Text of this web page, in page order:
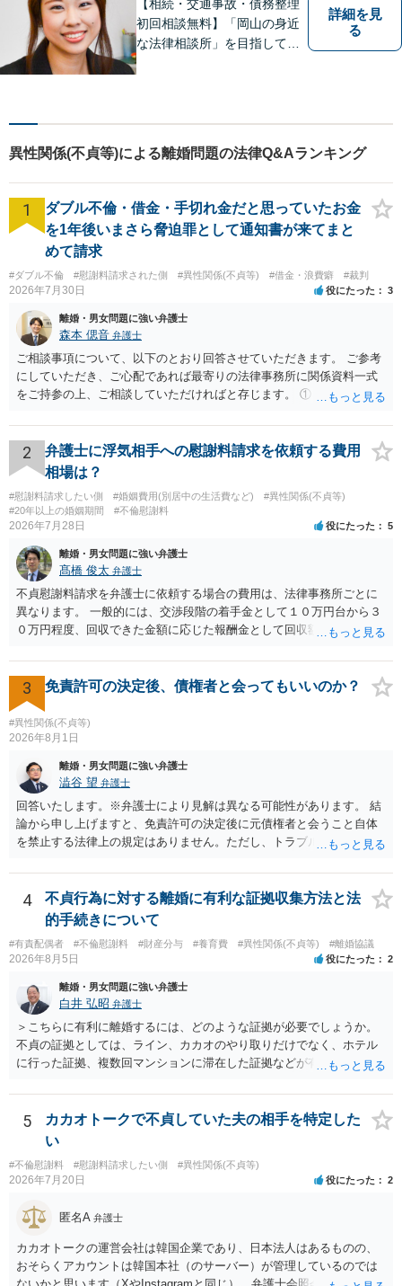
【相続・交通事故・債務整理
初回相談無料】「岡山の身近
な法律相談所」を目指してい
んなささいなことでも構いま
い。【土曜日も受付可能】
【専用駐車場あり】
詳細を見
る
異性関係(不貞等)による離婚問題の法律Q&Aランキング
1
ダブル不倫・借金・手切れ金だと思っていたお金
を1年後いまさら脅迫罪として通知書が来てまと
めて請求
#ダブル不倫 #慰謝料請求された側 #異性関係(不貞等) #借金・浪費癖 #裁判
2026年7月30日 役にたった 3
離婚・男女問題に強い弁護士
森本 偲音 弁護士
ご相談事項について、以下のとおり回答させていただきます。 ご参考
にしていただき、ご心配であれば最寄りの法律事務所に関係資料一式
をご持参の上、ご相談していただければと存じます。 ① このLINEの
される可能性はあるのか ⇒LINEを含む１００万円の貸付に至るまでの
やり取り等の経緯、誓約書の内容等を踏まえて、関係を清算するため
の 金銭であったと評価される可能性はあると考えます。 ② 「今後一
切関与しないなら100万円振り込む」というLINEや誓約書は、裁判上
どの程度証拠価値があるのか ⇒前後のやり取りや誓約書の具体的内容
を見ない限り、具体的な判断はできませんが、一定の証拠価値はある
することは認められるのか。 ⇒おそらく１００万円は不当利得（受け
取る正当な権利がないのに利益を取得した）として返還請求されてい
るものかと推察しますので、 貸金返還ではないかと存じます。 ④ 私
は現在、収入も不安定で貯金もなくリボ払い借金が既に約100万あり。
今年に再婚したが主人はお金に厳しい為、一括で220万円を支払う事は
か。 ⇒判決となり敗訴してしまった場合は、強制執行により不動産等
の財産を差し押さえられ、そこから債権回収が図られることになりま
すが、 和解であれば柔軟な解決が可能ですので、その場合は分割払
いにより支払うことも十分可能です。 ⑤ このような事情であれば、私
は120万円のみ和解交渉を続けるべきでしょうか。 ⇒ご相談者様の認
れるため、 120万円のみについて交渉を続けることがベターかと存じ
ます。
2
弁護士に浮気相手への慰謝料請求を依頼する費用
相場は？
#慰謝料請求したい側 #婚姻費用(別居中の生活費など)
#異性関係(不貞等)
#20年以上の婚姻期間
#不倫慰謝料
2026年7月28日 役にたった 5
離婚・男女問題に強い弁護士
髙橋 俊太 弁護士
不貞慰謝料請求を弁護士に依頼する場合の費用は、法律事務所ごとに
異なります。 一般的には、交渉段階の着手金として１０万円台から３
０万円程度、回収できた金額に応じた報酬金として回収額の１０％か
には、追加着手金や日当、実費が発生することもあります。 もっと
も、証拠が十分にあるか、相手方の住所・勤務先が分かるか、慰謝料
額、離婚の有無、交渉で終わるか訴訟まで見込むかによって、費用は
変わり得ます。依頼前に、交渉だけの場合、訴訟になった場合、回収
できなかった場合の費用を確認しておくとよいでしょう。 弁護士選び
通しを過度に楽観的に言い過ぎないか、質問に具体的に答えてくれる
か、連絡方法（メール、電話、弁護士直接か事務局員を介するかな
ど）や対応スピードが合うかを確認するとよいと思います。いずれに
しましても、弁護士への相談・依頼にあたっては、証拠資料、夫と相
手方の関係、相手方の氏名・住所等、夫婦関係への影響、離婚予定の
3 免責許可の決定後、債権者と会ってもいいのか？
#異性関係(不貞等)
2026年8月1日
離婚・男女問題に強い弁護士
澁谷 望 弁護士
回答いたします。※弁護士により見解は異なる可能性があります。 結
論から申し上げますと、免責許可の決定後に元債権者と会うこと自体
を禁止する法律上の規定はありません。ただし、トラブル防止の観点
ントは以下の通りです。 ・金銭のやり取りや返済の約束は絶対にしな
い（免責された借金を任意でも支払ってしまうとトラブルの元になり
ます） ・過去のDVや過剰請求の経緯を踏まえ、相手の感情に流されな
い ・予定通り毅然とした態度で距離を置く 法律上の制限はないもの
の、ご自身の生活と精神的な安定を守るためにも、お互いに距離を置
くというご判断は非常に賢明かと思います。
4
不貞行為に対する離婚に有利な証拠収集方法と法
的手続きについて
#有責配偶者 #不倫慰謝料 #財産分与 #養育費 #異性関係(不貞等) #離婚協議
2026年8月5日 役にたった 2
離婚・男女問題に強い弁護士
白井 弘昭 弁護士
＞こちらに有利に離婚するには、どのような証拠が必要でしょうか。
不貞の証拠としては、ライン、カカオのやり取りだけでなく、ホテル
に行った証拠、複数回マンションに滞在した証拠などが有効です。 不
婚する、慰謝料をとるなど）ことができると思われます。 ただし、不
貞発覚後、長期間同居を続けると、不貞を許したとの評価につながる
場合がありますので、ご注意ください。 以上、ご参考まで。
5
カカオトークで不貞していた夫の相手を特定した
い
#不倫慰謝料 #慰謝料請求したい側 #異性関係(不貞等)
2026年7月20日 役にたった 2
匿名A 弁護士
カカオトークの運営会社は韓国企業であり、日本法人はあるものの、
おそらくアカウントは韓国本社（のサーバー）が管理しているのでは
ないかと思います（XやInstagramと同じ）。弁護士会照会は日本法に